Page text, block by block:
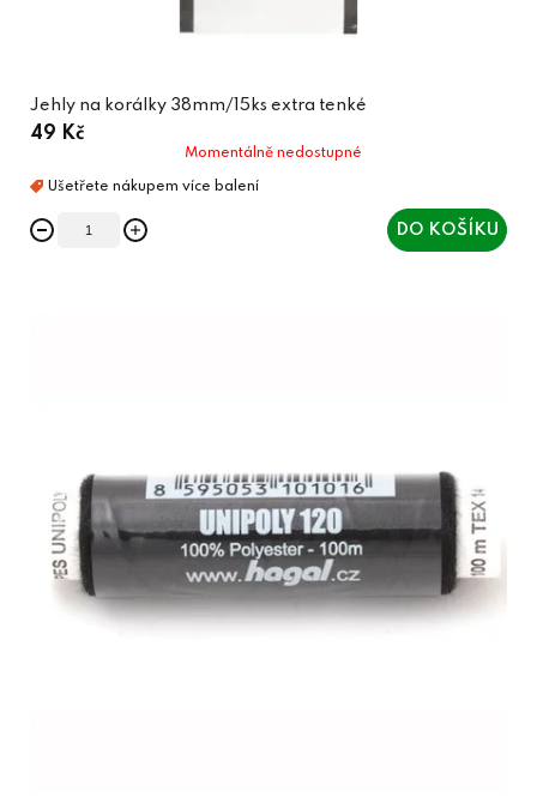
Jehly na korálky 38mm/15ks extra tenké
49 Kč
Momentálně nedostupné
DO KOŠÍKU